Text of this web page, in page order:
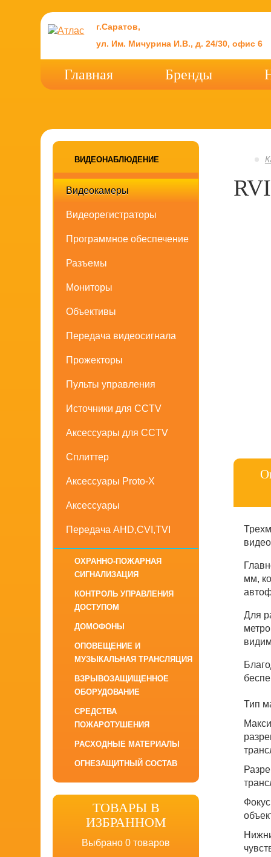
г.Саратов,
ул. Им. Мичурина И.В., д. 24/30, офис 6
Главная Бренды
мм,
Для
Тип
ВИДЕОНАБЛЮДЕНИЕ
Видеокамеры
Видеорегистраторы
Программное обеспечение
Разъемы
Мониторы
Объективы
Передача видеосигнала
Прожекторы
Пульты управления
Источники для CCTV
Аксессуары для CCTV
Сплиттер
Аксессуары Proto-X
Аксессуары
Передача AHD,CVI,TVI
ОХРАННО-ПОЖАРНАЯ
СИГНАЛИЗАЦИЯ
КОНТРОЛЬ УПРАВЛЕНИЯ
ДОСТУПОМ
ДОМОФОНЫ
ОПОВЕЩЕНИЕ И
МУЗЫКАЛЬНАЯ ТРАНСЛЯЦИЯ
ВЗРЫВОЗАЩИЩЕННОЕ
ОБОРУДОВАНИЕ
СРЕДСТВА
ПОЖАРОТУШЕНИЯ
РАСХОДНЫЕ МАТЕРИАЛЫ
ОГНЕЗАЩИТНЫЙ СОСТАВ
ТОВАРЫ В
ИЗБРАННОМ
Выбрано0 товаров